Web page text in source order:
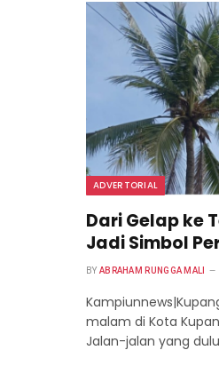
ADVERTORIAL
Dari Gelap ke
Jadi Simbol
BY ABRAHAM RUNGGA MALI
malam di Kota
Jalan-jalan yang